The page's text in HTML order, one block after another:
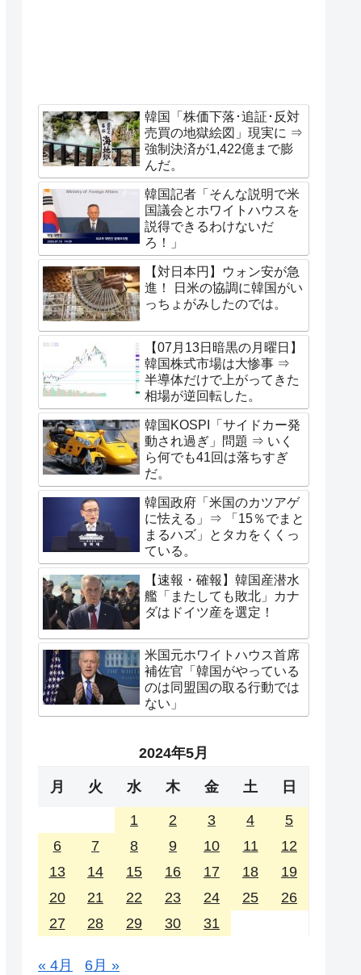
韓国「株価下落･追証･反対
売買の地獄絵図」現実に ⇒
強制決済が1,422億まで膨
んだ。
韓国記者「そんな説明で米
国議会とホワイトハウスを
説得できるわけないだ
ろ！」
【対日本円】ウォン安が急
進！ 日米の協調に韓国がい
っちょがみしたのでは。
【07月13日暗黒の月曜日】
韓国株式市場は大惨事 ⇒
半導体だけで上がってきた
相場が逆回転した。
韓国KOSPI「サイドカー発
動され過ぎ」問題 ⇒ いく
ら何でも41回は落ちすぎ
だ。
韓国政府「米国のカツアゲ
に怯える」⇒ 「15％でまと
まるハズ」とタカをくくっ
ている。
【速報・確報】韓国産潜水
艦「またしても敗北」カナ
ダはドイツ産を選定！
米国元ホワイトハウス首席
補佐官「韓国がやっている
のは同盟国の取る行動では
ない」
2024年5月
月 火 水 木 金 土 日
1 2 3 4
5
6
7 8 9 10 11
12
13
14 15 16 17 18
19
20
21 22 23 24 25
26
27
28 29 30 31
« 4月 6月 »